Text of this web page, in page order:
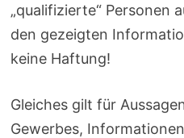
„qualifizierte“ Personen
den gezeigten
keine Haftung!
Gleiches gilt für
Gewerbes,